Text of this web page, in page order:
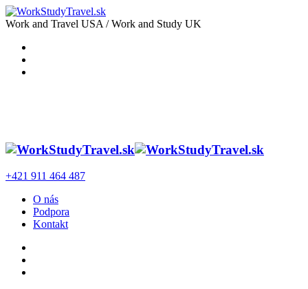
Work and Travel USA / Work and Study UK
+421 911 464 487
O nás
Podpora
Kontakt